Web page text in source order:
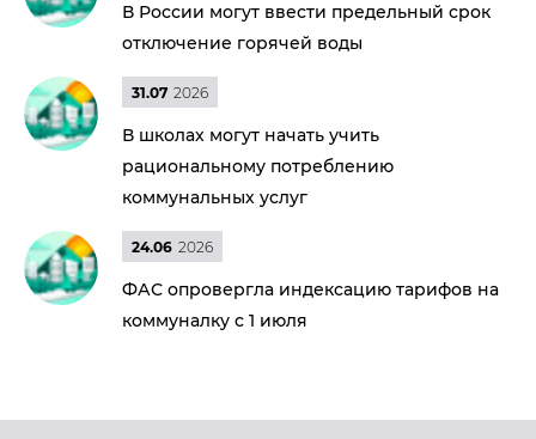
В России могут ввести предельный срок
отключение горячей воды
31.07 2026
В школах могут начать учить
рациональному потреблению
коммунальных услуг
24.06 2026
ФАС опровергла индексацию тарифов на
коммуналку с 1 июля